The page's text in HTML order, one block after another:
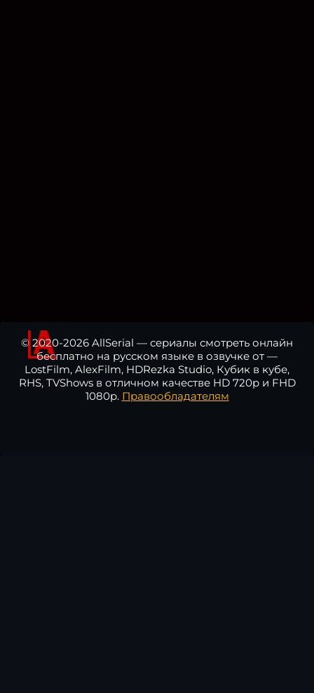
© 2020-2026 AllSerial — сериалы смотреть онлайн
бесплатно на русском языке в озвучке от —
LostFilm, AlexFilm, HDRezka Studio, Кубик в кубе,
RHS, TVShows в отличном качестве HD 720p и FHD
1080p. Правообладателям